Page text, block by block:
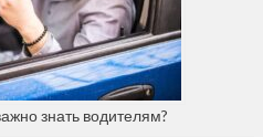
знать водителям?